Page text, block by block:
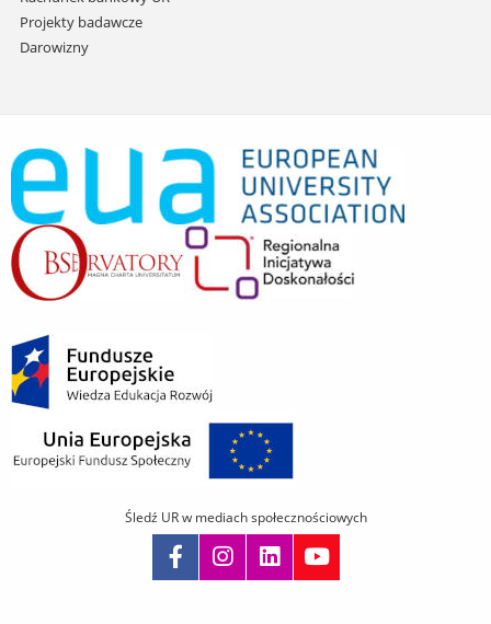
Projekty badawcze
Darowizny
Śledź UR w mediach społecznościowych